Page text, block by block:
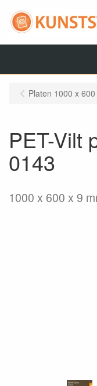
Platen 1000 x
PET-Vilt
0143
1000 x 600 x 9